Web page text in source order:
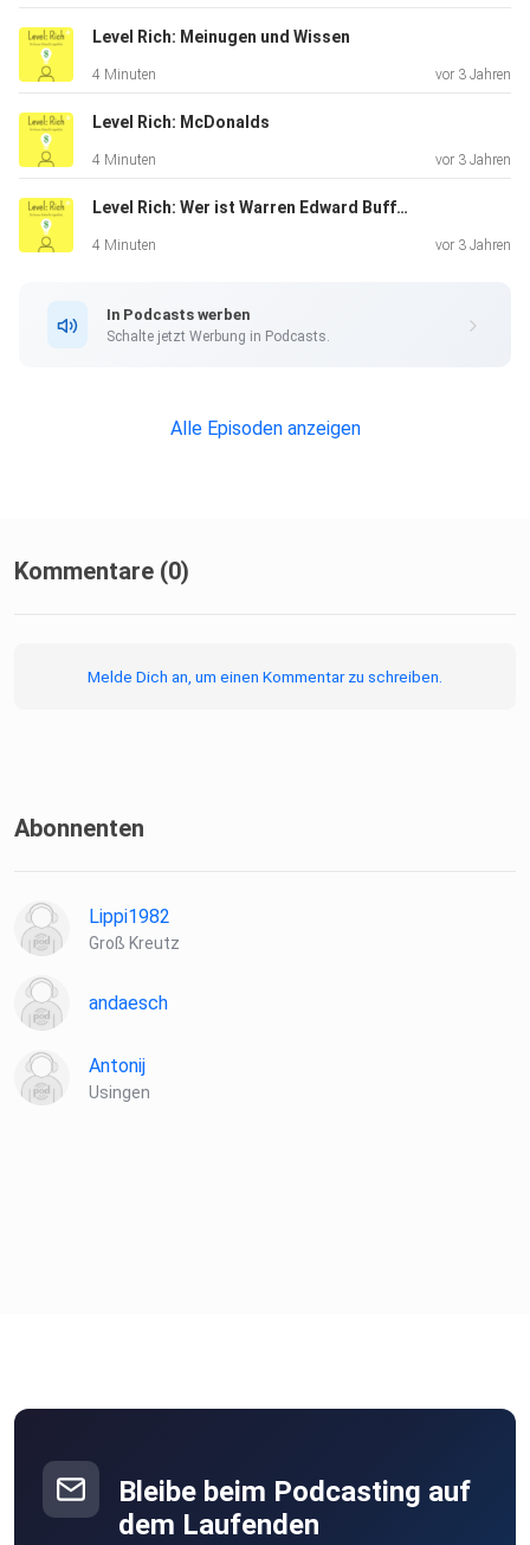
Level Rich: Meinugen und Wissen
4 Minuten vor 3 Jahren
Level Rich: McDonalds
4 Minuten vor 3 Jahren
Level Rich: Wer ist Warren Edward Buffett
4 Minuten vor 3 Jahren
In Podcasts werben
Schalte jetzt Werbung in Podcasts.
Alle Episoden anzeigen
Kommentare (0)
Melde Dich an, um einen Kommentar zu schreiben.
Abonnenten
Lippi1982
Groß Kreutz
andaesch
Antonij
Usingen
Bleibe beim Podcasting auf
dem Laufenden